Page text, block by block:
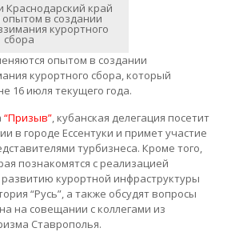
Краснодарский край
в создании
курортного
сбора
опытом в создании
курортного сбора, который
16 июля текущего года.
“Призыв”, кубанская делегация посетит
в городе Ессентуки и примет участие
турбизнеса. Кроме того,
познакомятся с реализацией
курортной инфраструктуры
“Русь”, а также обсудят вопросы
на совещании с коллегами из
Ставрополья.